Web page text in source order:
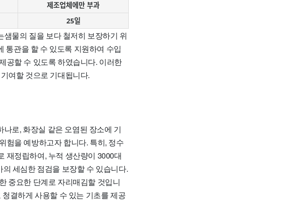
제조업체에만 부과
25일
물의 질을 보다 철저히 보장하기 위
통관을 할 수 있도록 지원하여 수입
공할 수 있도록 하였습니다. 이러한
여할 것으로 기대됩니다.
로, 화장실 같은 오염된 장소에 기
험을 예방하고자 합니다. 특히, 정수
재정립하여, 누적 생산량이 3000대
세심한 점검을 보장할 수 있습니다.
중요한 단계로 자리매김할 것입니
결하게 사용할 수 있는 기초를 제공